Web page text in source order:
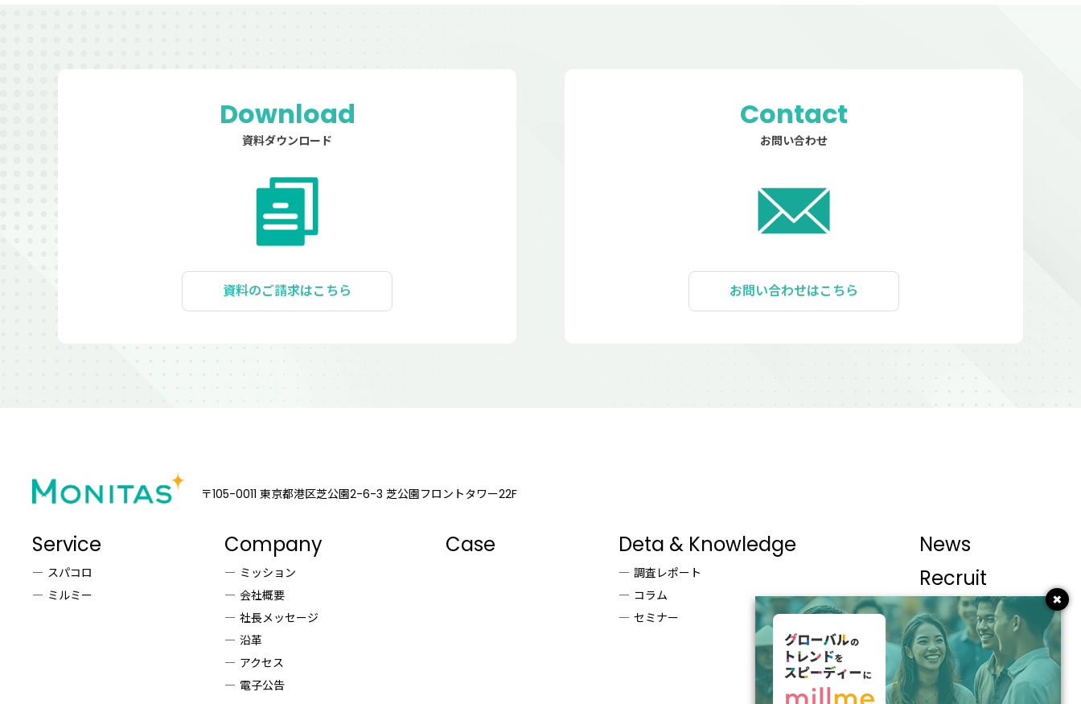
Download
資料ダウンロード
資料のご請求はこちら
Contact
お問い合わせ
お問い合わせはこちら
〒105-0011東京都港区芝公園2-6-3芝公園フロントタワー22F
Service
スパコロ
ミルミー
Company
ミッション
会社概要
社長メッセージ
沿革
アクセス
電子公告
Case Deta & Knowledge
調査レポート
コラム
セミナー
News
Recruit
Privacy Policy×